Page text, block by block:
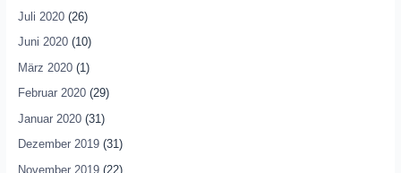
Juli 2020(26)
Juni 2020(10)
März 2020(1)
Februar 2020(29)
Januar 2020(31)
Dezember 2019(31)
November 2019(22)